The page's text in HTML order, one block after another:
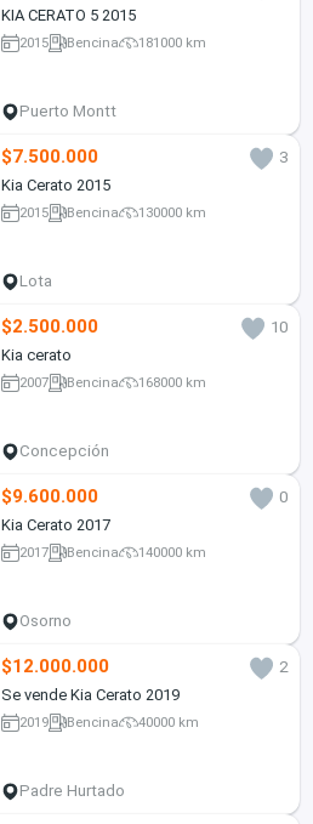
KIA CERATO 5 2015
2015 Bencina 181000 km
Puerto Montt
$7.500.000
3
Kia Cerato 2015
2015 Bencina 130000 km
Lota
$2.500.000
10
Kia cerato
2007 Bencina 168000 km
Concepción
$9.600.000
0
Kia Cerato 2017
2017 Bencina 140000 km
Osorno
$12.000.000
2
Se vende Kia Cerato 2019
2019 Bencina 40000 km
Padre Hurtado